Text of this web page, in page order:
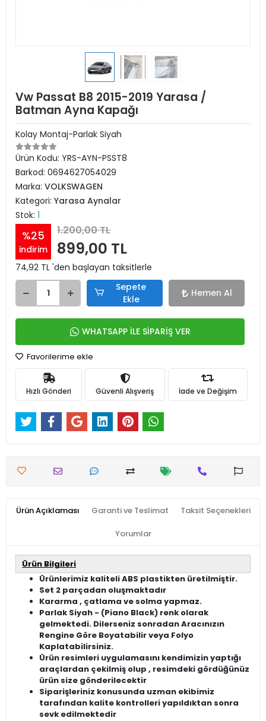
Vw Passat B8 2015-2019 Yarasa /
Batman Ayna Kapağı
Kolay Montaj-Parlak Siyah
Ürün Kodu: YRS-AYN-PSST8
Barkod: 0694627054029
Marka: VOLKSWAGEN
Kategori: Yarasa Aynalar
Stok: 1
%25
indirim
1.200,00 TL
899,00 TL
74,92 TL 'den başlayan taksitlerle
Sepete
Ekle
Hemen Al
WHATSAPP İLE SİPARİŞ VER
Favorilerime ekle
Hızlı Gönderi Güvenli Alışveriş İade ve Değişim
Ürün Açıklaması Garanti ve Teslimat Taksit Seçenekleri
Yorumlar
Ürün Bilgileri
Ürünlerimiz kaliteli ABS plastikten üretilmiştir.
Set 2 parçadan oluşmaktadır
Kararma , çatlama ve solma yapmaz.
Parlak Siyah - (Piano Black) renk olarak
gelmektedi. Dilerseniz sonradan Aracınızın
Rengine Göre Boyatabilir veya Folyo
Kaplatabilirsiniz.
Ürün resimleri uygulamasını kendimizin yaptığı
araçlardan çekilmiş olup , resimdeki gördüğünüz
ürün size gönderilecektir
Siparişleriniz konusunda uzman ekibimiz
tarafından kalite kontrolleri yapıldıktan sonra
sevk edilmektedir